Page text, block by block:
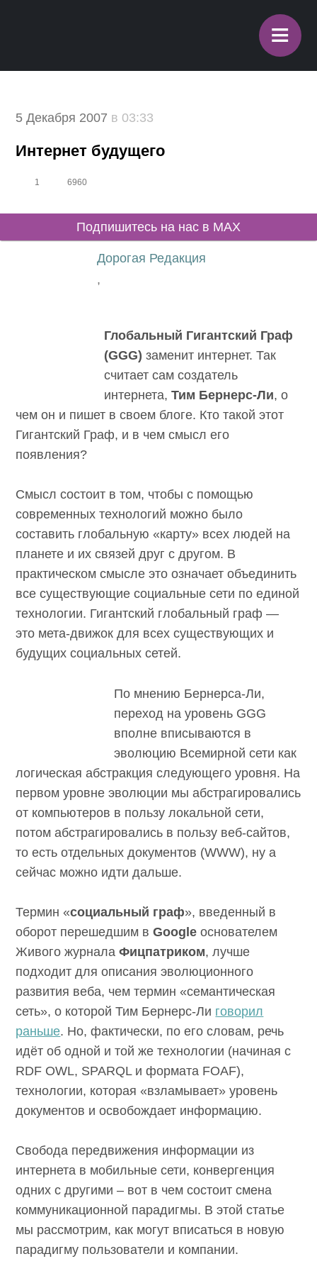
≡
5 Декабря 2007 в 03:33
Интернет будущего
1 6960
Подпишитесь на нас в MAX
Дорогая Редакция
,
Глобальный Гигантский Граф
(GGG)заменит интернет. Так
считает сам создатель
интернета,Тим Бернерс-Ли, о
чем он и пишет в своем блоге. Кто такой этот
Гигантский Граф, и в чем смысл его
появления?
Смысл состоит в том, чтобы с помощью
современных технологий можно было
составить глобальную «карту» всех людей на
планете и их связей друг с другом. В
практическом смысле это означает объединить
все существующие социальные сети по единой
технологии. Гигантский глобальный граф —
это мета-движок для всех существующих и
будущих социальных сетей.
По мнению Бернерса-Ли,
переход на уровень GGG
вполне вписываются в
эволюцию Всемирной сети как
логическая абстракция следующего уровня. На
первом уровне эволюции мы абстрагировались
от компьютеров в пользу локальной сети,
потом абстрагировались в пользу веб-сайтов,
то есть отдельных документов (WWW), ну а
сейчас можно идти дальше.
Термин «социальный граф», введенный в
оборот перешедшим вGoogle основателем
Живого журналаФицпатриком, лучше
подходит для описания эволюционного
развития веба, чем термин «семантическая
сеть», о которой Тим Бернерс-Ли говорил
раньше. Но, фактически, по его словам, речь
идёт об одной и той же технологии (начиная с
RDF OWL, SPARQL и формата FOAF),
технологии, которая «взламывает» уровень
документов и освобождает информацию.
Свобода передвижения информации из
интернета в мобильные сети, конвергенция
одних с другими – вот в чем состоит смена
коммуникационной парадигмы. В этой статье
мы рассмотрим, как могут вписаться в новую
парадигму пользователи и компании.